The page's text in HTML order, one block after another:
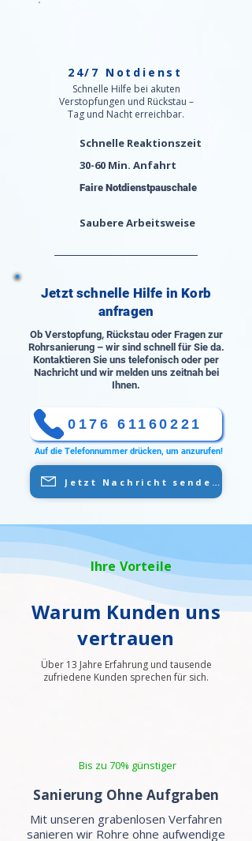
24/7 Notdienst
Schnelle Hilfe bei akuten
Verstopfungen und Rückstau –
Tag und Nacht erreichbar.
Schnelle Reaktionszeit
30-60 Min. Anfahrt
Faire Notdienstpauschale
Saubere Arbeitsweise
Jetzt schnelle Hilfe in Korb
anfragen
Ob Verstopfung, Rückstau oder Fragen zur
Rohrsanierung – wir sind schnell für Sie da.
Kontaktieren Sie uns telefonisch oder per
Nachricht und wir melden uns zeitnah bei
Ihnen.
0176 61160221
Auf die Telefonnummer drücken, um anzurufen!
Jetzt Nachricht senden
Ihre Vorteile
Warum Kunden uns
vertrauen
Über 13 Jahre Erfahrung und tausende
zufriedene Kunden sprechen für sich.
Bis zu 70% günstiger
Sanierung Ohne Aufgraben
Mit unseren grabenlosen Verfahren
sanieren wir Rohre ohne aufwendige